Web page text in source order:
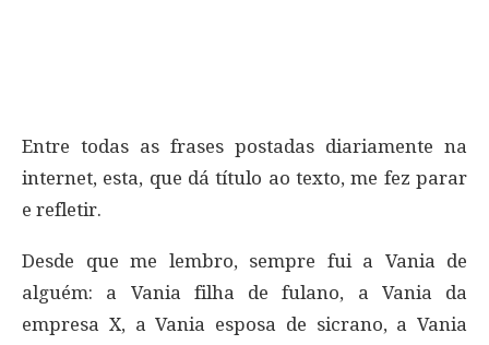
Entre todas as frases postadas diariamente na
internet, esta, que dá título ao texto, me fez parar
e refletir.
Desde que me lembro, sempre fui a Vania de
alguém: a Vania filha de fulano, a Vania da
empresa X, a Vania esposa de sicrano, a Vania